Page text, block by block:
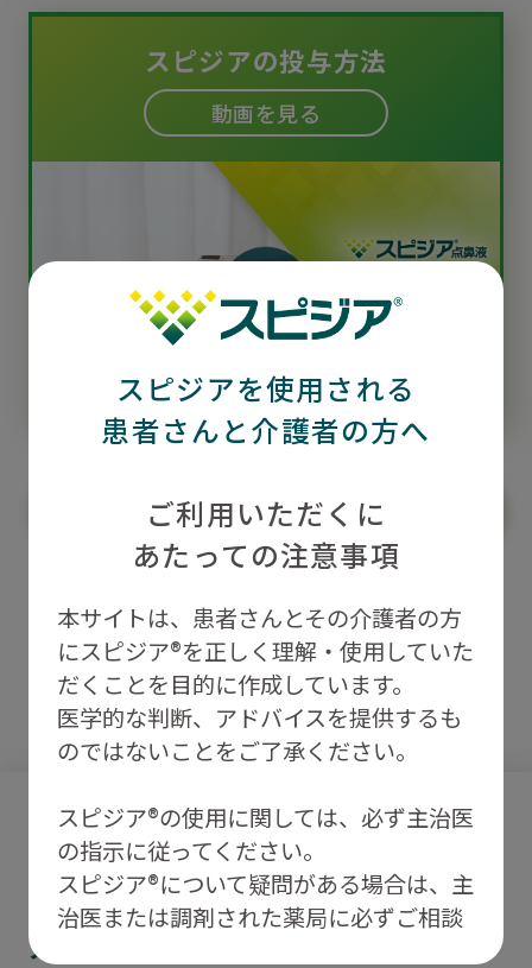
スピジアの投与方法
動画を見る
投与方法の解説はこちら
スピジアを使用される
患者さんと介護者の方へ
ご利用いただくに
あたっての注意事項
本サイトは、患者さんとその介護者の方
にスピジア®を正しく理解・使用していた
だくことを目的に作成しています。
医学的な判断、アドバイスを提供するも
のではないことをご了承ください。
スピジア®の使用に関しては、必ず主治医
の指示に従ってください。
スピジア®について疑問がある場合は、主
治医または調剤された薬局に必ずご相談
スピジアを使用される患者さんと
介護者の方へ
スピジアについて